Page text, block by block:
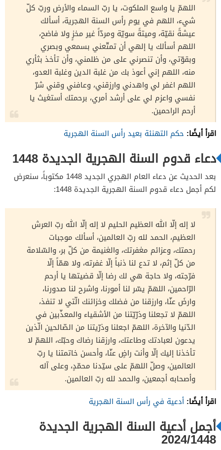
اللهمّ يا واسع الملكوت، يا ربّ السماء والأرض وربّ كلّ
شيء، اللهم في يوم رأس السنة الهجرية، أسألك
عيشةً نقيّة، وميتةً سويّة ومردّاً غير مخزٍ ولا فاضح،
اللهم أسألك يا إلهي أن تمتّعني بسمعي وبصري
وبقوّتي، وأن تنصرني على من ظلمني، وأن تأخذ بثأري
منه، اللهم إني أعوذ بك من غلبة الدين وغلبة العدو،
اللهم اغفر لي واهدني وارزقني، وعافني وقني شرّ
نفسي واعزم لي على أرشد أمري، برحمتك أستغيث يا
أرحم الراحمين.
اقرأ أيضًا: حكم التهنئة بعيد رأس السنة الهجرية
دعاء قدوم السنة الهجرية الجديدة 1448
بعد الحديث عن دعاء العام الهجري الجديد 1448 مكتوباً، سنعرض
لكم أجمل دعاء قدوم السنة الهجرية الجديدة 1448:
لا إله إلّا الله العظيم الحليم لا إله إلّا الله ربّ العرش
العظيم، الحمد لله ربّ العالمين، أسألك موجبات
رحمتك، وعزائم مغفرتك، والغنيمة من كلّ بر، والسّلامة
من كلّ إثم، لا تدع لنا ذنباً إلّا غفرته، ولا همّاً إلّا
فرّجته، ولا حاجة هي لك رضا إلّا قضيتها يا أرحم
الرّاحمين، اللهمّ يسّر لنا أمورنا، واشرح لنا صدورنا،
وارضَ عنّا، وارزقنا من فضلك وخزائنك الّتي لا تنفذ،
اللهمّ لا تجعلنا وذرّيّتنا من الأشقياء والمعذّبين في
الدّنيا والآخرة، اللهمّ اجعلنا وذرّيتنا من الصّالحين الّذين
يدعون لعبادتك وطاعتك، وارزقنا رضاك وحبّك، اللهمّ لا
تأخذنا إليك إلّا وأنت راضٍ عنّا، وأحسن خاتمتنا يا ربّ
العالمين، وصلّ اللهمّ على سيّدنا محمّدٍ، وعلى آله
وأصحابه أجمعين، والحمد لله ربّ العالمين.
اقرأ أيضًا: أدعية في رأس السنة الهجرية
أجمل أدعية السنة الهجرية الجديدة
2024/1448